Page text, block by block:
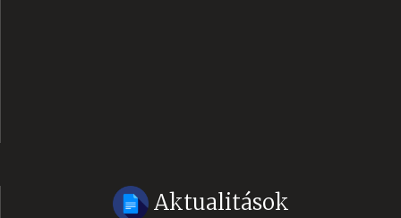
Aktualitások